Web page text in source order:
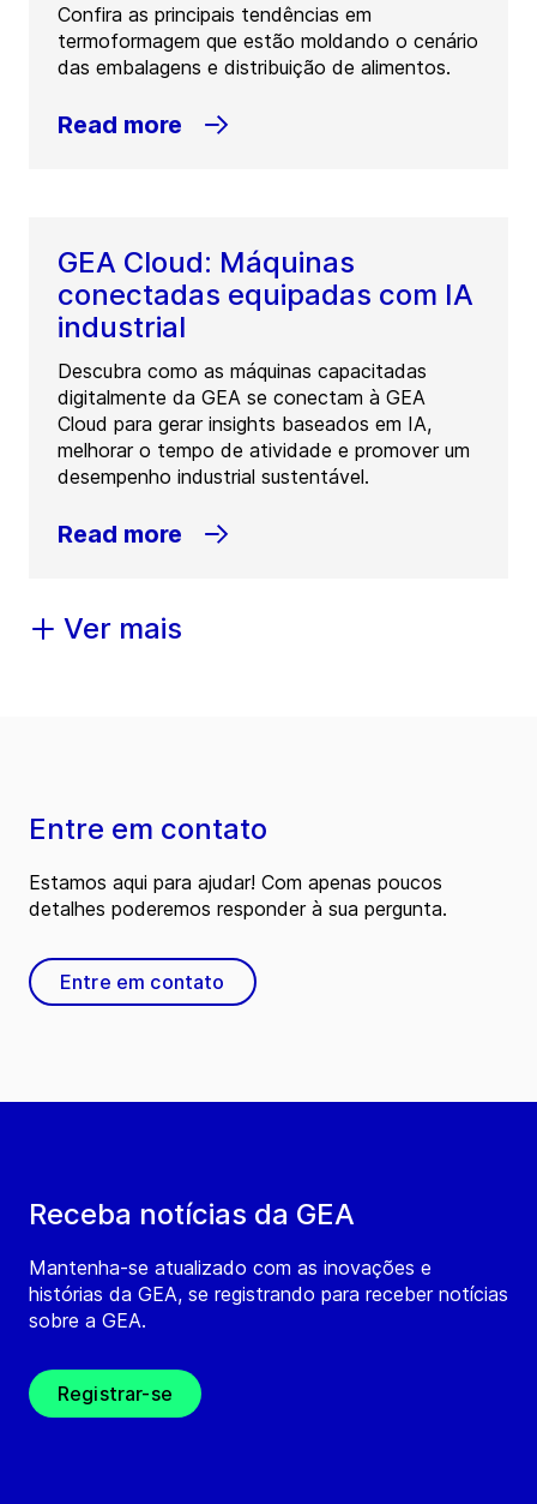
Confira as principais tendências em
termoformagem que estão moldando o cenário
das embalagens e distribuição de alimentos.
Read more
GEA Cloud: Máquinas
conectadas equipadas com IA
industrial
Descubra como as máquinas capacitadas
digitalmente da GEA se conectam à GEA
Cloud para gerar insights baseados em IA,
melhorar o tempo de atividade e promover um
desempenho industrial sustentável.
Read more
Ver mais
Receba notícias da GEA
Mantenha-se atualizado com as inovações e
histórias da GEA, se registrando para receber notícias
sobre a GEA.
Registrar-se
Entre em contato
Estamos aqui para ajudar! Com apenas poucos
detalhes poderemos responder à sua pergunta.
Entre em contato